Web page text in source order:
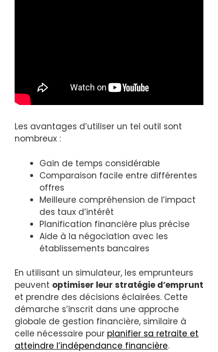
Les avantages d’utiliser un tel outil sont
nombreux :
Gain de temps considérable
Comparaison facile entre différentes
offres
Meilleure compréhension de l’impact
des taux d’intérêt
Planification financière plus précise
Aide à la négociation avec les
établissements bancaires
En utilisant un simulateur, les emprunteurs
peuvent optimiser leur stratégie d’emprunt
et prendre des décisions éclairées. Cette
démarche s’inscrit dans une approche
globale de gestion financière, similaire à
celle nécessaire pour planifier sa retraite et
atteindre l’indépendance financière.